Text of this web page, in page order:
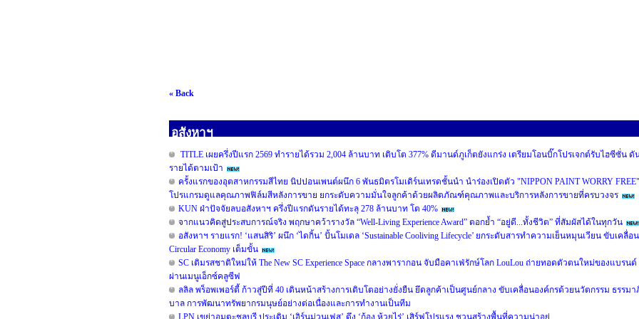
« Back
อสังหาฯ
TITLE เผยครึ่งปีแรก 2569 ทำรายได้รวม 2,004 ล้านบาท เติบโต 377% ดีมานด์ภูเก็ตยังแกร่ง เตรียมโอนบิ๊กโปรเจกต์รับไฮซีซั่น ดั
รายได้ตามเป้า
ครั้งแรกของอุตสาหกรรมสีไทย นิปปอนเพนต์ผนึก 6 พันธมิตรโมเดิร์นเทรดชั้นนำ นำร่องเปิดตัว "NIPPON PAINT WORRY FREE"
โปรแกรมดูแลคุณภาพฟิล์มสีหลังการขาย ยกระดับความมั่นใจลูกค้าด้วยผลิตภัณฑ์คุณภาพและบริการหลังการขายที่ครบวงจร
KUN ฝ่าปัจจัยลบอสังหาฯ ครึ่งปีแรกดันรายได้ทะลุ 278 ล้านบาท โต 40%
จากแนวคิดสู่ประสบการณ์จริง พฤกษาคว้ารางวัล “Well-Living Experience Award” ตอกย้ำ “อยู่ดี...ทั้งชีวิต” ที่สัมผัสได้ในทุกวัน
อสังหาฯ รายแรก! ‘แสนสิริ’ ผนึก ‘ไดกิ้น’ ปั้นโมเดล ‘Sustainable Cooliving Lifecycle’ ยกระดับสารทำความเย็นหมุนเวียน ขับเคลื่อน
Circular Economy เต็มขั้น
SC เติมรสชาติใหม่ให้ The New SC Experience Space กลางพารากอน จับมือคาเฟ่รักษ์โลก LouLou ถ่ายทอดตัวตนใหม่ของแบรนด์
ผ่านเมนูเอ็กซ์คลูซีฟ
ลลิล พร็อพเพอร์ตี้ ก้าวสู่ปีที่ 40 เดินหน้าสร้างการเติบโตอย่างยั่งยืน ยึดลูกค้าเป็นศูนย์กลาง ขับเคลื่อนองค์กรด้วยนวัตกรรม ธรรมา
บาล การพัฒนาทรัพยากรมนุษย์อย่างต่อเนื่องและการทำงานเป็นทีม
LPN เขย่าอมตะชลบุรี ประเดิม ‘เอิร์นม่วนเฟส’ ดึง ‘ก้อง ห้วยไร่’ เสิร์ฟโปรแรง ชวนสร้างพื้นที่ความน่าอยู่